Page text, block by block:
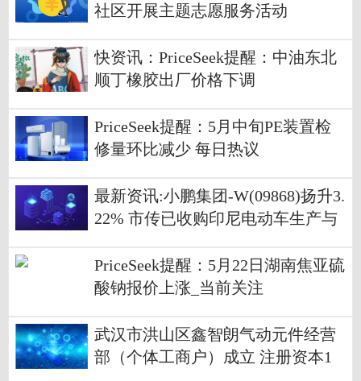
社区开展主题志愿服务活动
快资讯：PriceSeek提醒：中油东北
顺丁橡胶出厂价格下调
PriceSeek提醒：5月中旬PE装置检
修量环比减少 每日热议
最新资讯:小鹏集团-W(09868)扬升3.
22% 市传已收购印尼电动车生产与
PriceSeek提醒：5月22日湖南焦亚硫
酸钠报价上涨_当前关注
武汉市洪山区鑫智朗气动元件经营
部（个体工商户）成立 注册资本1